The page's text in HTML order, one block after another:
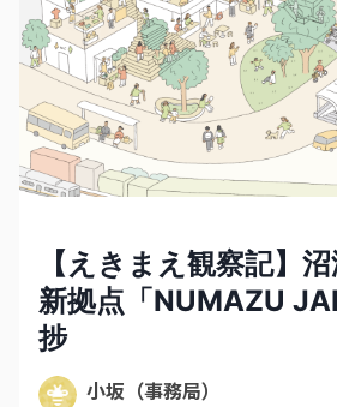
【えきまえ観察記】
新拠点「NUMAZU
捗
小坂（事務局）